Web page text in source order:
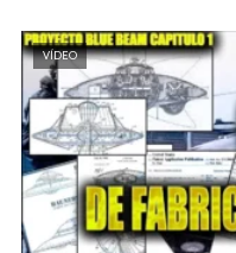
VÍDEO